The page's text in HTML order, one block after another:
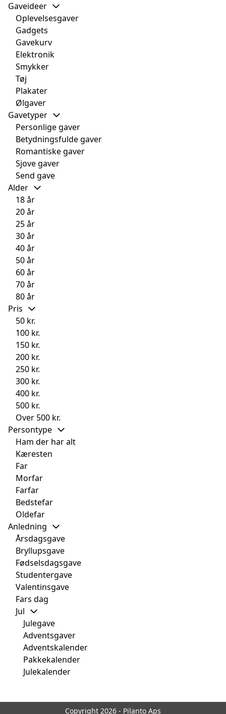
Gaveideer
Oplevelsesgaver
Gadgets
Gavekurv
Elektronik
Smykker
Tøj
Plakater
Ølgaver
Gavetyper
Personlige gaver
Betydningsfulde gaver
Romantiske gaver
Sjove gaver
Send gave
Alder
18 år
20 år
25 år
30 år
40 år
50 år
60 år
70 år
80 år
Pris
50 kr.
100 kr.
150 kr.
200 kr.
250 kr.
300 kr.
400 kr.
500 kr.
Over 500 kr.
Persontype
Ham der har alt
Kæresten
Far
Morfar
Farfar
Bedstefar
Oldefar
Anledning
Årsdagsgave
Bryllupsgave
Fødselsdagsgave
Studentergave
Valentinsgave
Fars dag
Jul
Julegave
Adventsgaver
Adventskalender
Pakkekalender
Julekalender
Copyright 2026 - Pilanto Aps